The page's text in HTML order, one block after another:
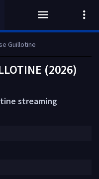
Guillotine
(2026)
streaming